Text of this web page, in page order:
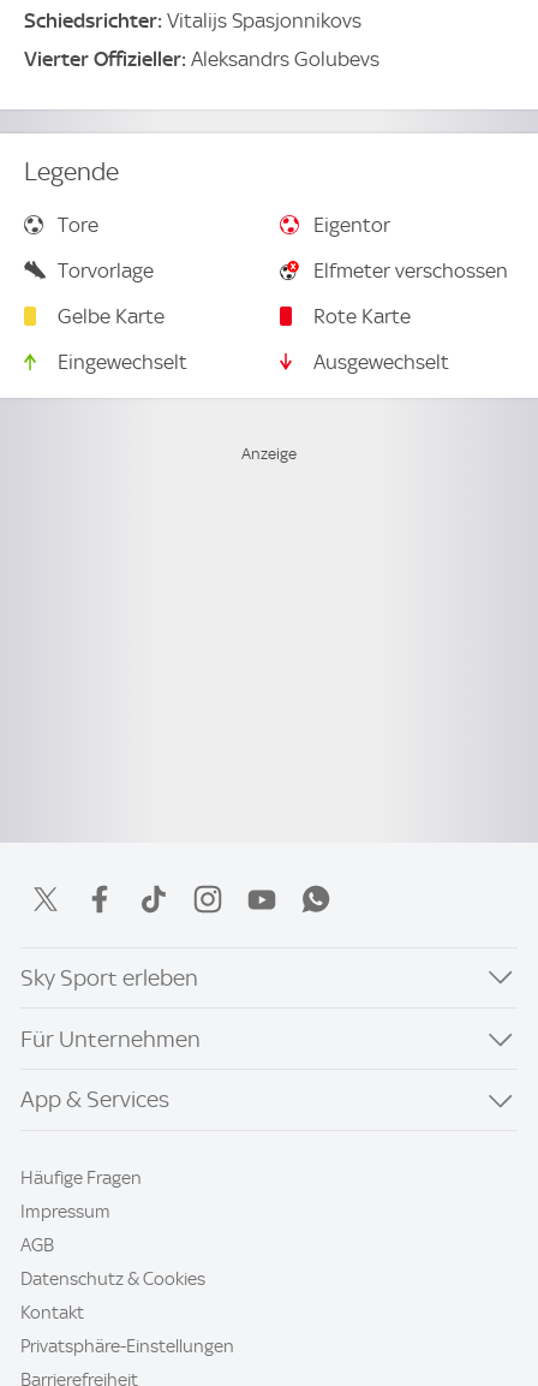
Schiedsrichter: Vitalijs Spasjonnikovs
Vierter Offizieller: Aleksandrs Golubevs
Legende
Tore
Eigentor
Torvorlage
Elfmeter verschossen
Gelbe Karte
Rote Karte
Eingewechselt
Ausgewechselt
Sky Sport erleben
Für Unternehmen
App & Services
Häufige Fragen
Impressum
AGB
Datenschutz & Cookies
Kontakt
Privatsphäre-Einstellungen
Barrierefreiheit